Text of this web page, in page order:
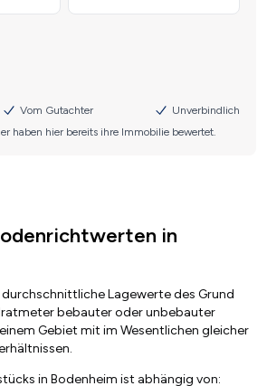
in
Lagewerte des Grund
bebauter oder unbebauter
Gebiet mit im Wesentlichen gleicher
in Bodenheim ist abhängig von: